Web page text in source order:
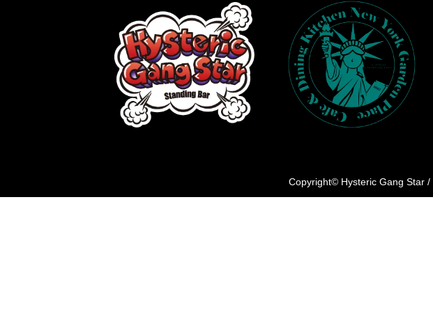
Copyright© Hysteric Gang Star /